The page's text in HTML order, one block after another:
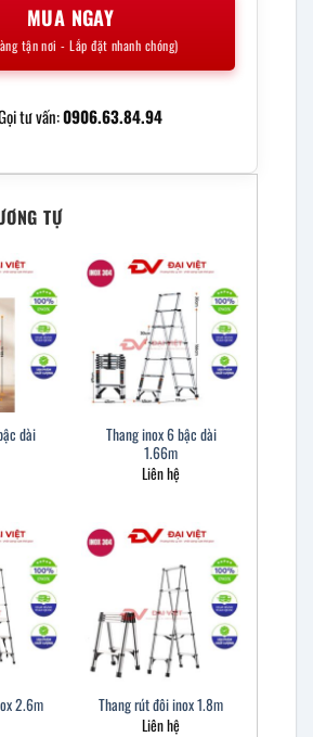
MUA NGAY
tận nơi - Lắp đặt nhanh chóng)
tư vấn:0906.63.84.94
TỰ
dài
Thang inox 6 bậc dài
1.66m
Liên hệ
2.6m
Thang rút đôi inox 1.8m
Liên hệ